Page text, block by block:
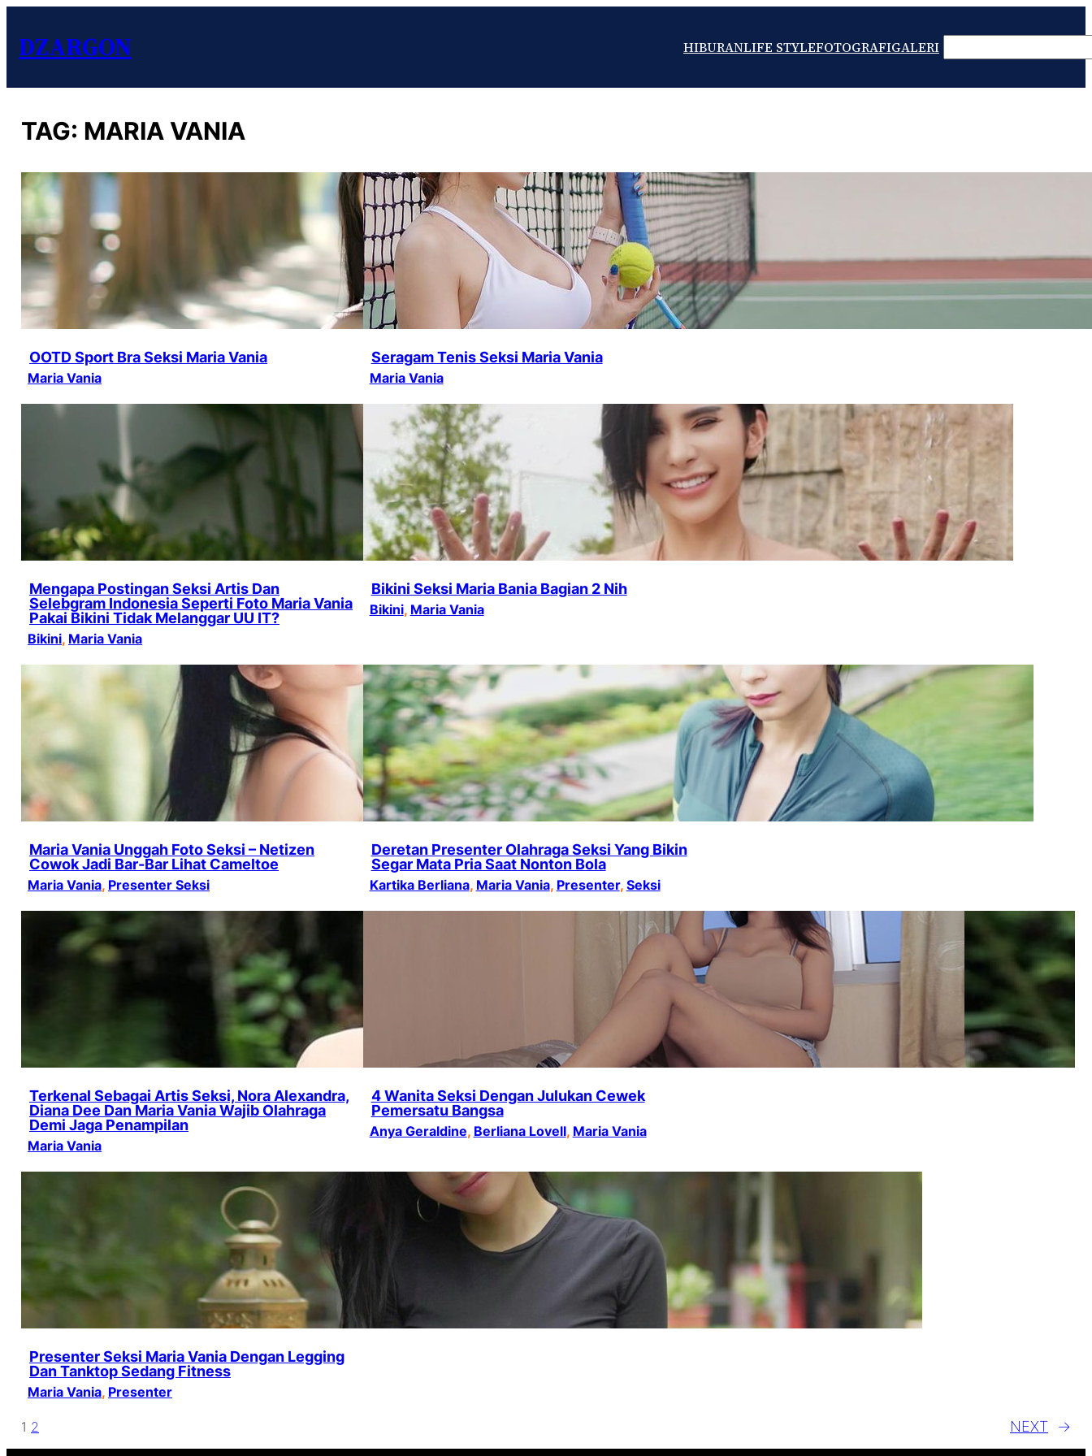
DZARGON HIBURANLIFE STYLEFOTOGRAFIGALERI SEARCH
TAG: MARIA VANIA
OOTD Sport Bra Seksi Maria Vania
Maria Vania
Seragam Tenis Seksi Maria Vania
Maria Vania
Mengapa Postingan Seksi Artis Dan
Selebgram Indonesia Seperti Foto Maria Vania
Pakai Bikini Tidak Melanggar UU IT?
Bikini, Maria Vania
Bikini Seksi Maria Bania Bagian 2 Nih
Bikini, Maria Vania
Maria Vania Unggah Foto Seksi – Netizen
Cowok Jadi Bar-Bar Lihat Cameltoe
Maria Vania, Presenter Seksi
Deretan Presenter Olahraga Seksi Yang Bikin
Segar Mata Pria Saat Nonton Bola
Kartika Berliana, Maria Vania, Presenter, Seksi
Terkenal Sebagai Artis Seksi, Nora Alexandra,
Diana Dee Dan Maria Vania Wajib Olahraga
Demi Jaga Penampilan
Maria Vania
4 Wanita Seksi Dengan Julukan Cewek
Pemersatu Bangsa
Anya Geraldine, Berliana Lovell, Maria Vania
Presenter Seksi Maria Vania Dengan Legging
Dan Tanktop Sedang Fitness
Maria Vania, Presenter
1 2 NEXT →